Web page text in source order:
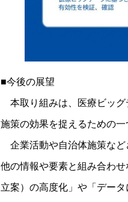
■今後の展望
本取り組みは、医療ビッグ
施策の効果を捉えるための
企業活動や自治体施策など
他の情報や要素と組み合わ
立案）の高度化」や「デー